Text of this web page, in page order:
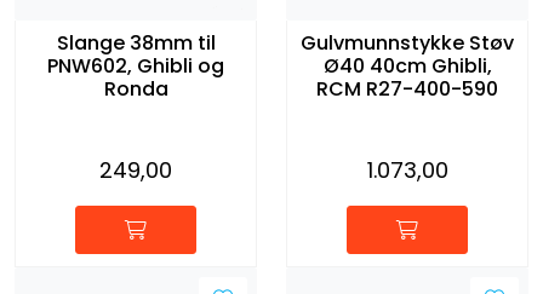
Slange 38mm til
PNW602, Ghibli og
Ronda
249,00
Gulvmunnstykke Støv
Ø40 40cm Ghibli,
RCM R27-400-590
1.073,00